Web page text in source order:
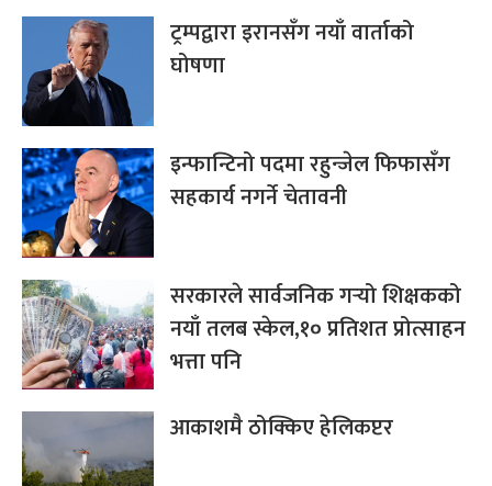
ट्रम्पद्वारा इरानसँग नयाँ वार्ताको
घोषणा
इन्फान्टिनो पदमा रहुन्जेल फिफासँग
सहकार्य नगर्ने चेतावनी
सरकारले सार्वजनिक गर्‍यो शिक्षकको
नयाँ तलब स्केल,१० प्रतिशत प्रोत्साहन
भत्ता पनि
आकाशमै ठोक्किए हेलिकप्टर